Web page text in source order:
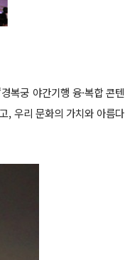
복궁 야간기행 융·복합 콘텐
, 우리 문화의 가치와 아름다